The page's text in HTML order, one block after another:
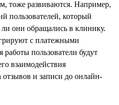
тоже развиваются. Например,
пользователей, который
ли они обращались в клинику.
с платежными
пользователи будут
взаимодействия
и записи до онлайн-